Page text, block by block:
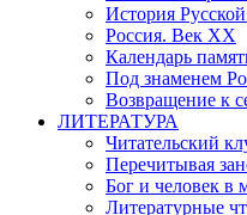
История
Россия. Век ХХ
Календарь
Под знаменем
Возвращение к
ЛИТЕРАТУРА
Читательский
Перечитывая
Бог и человек в
Литературные